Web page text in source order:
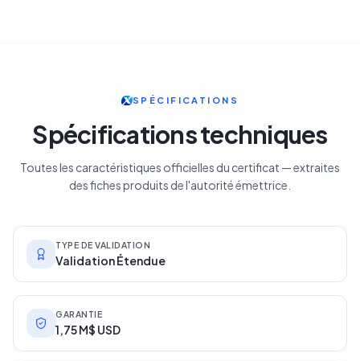
SPÉCIFICATIONS
Spécifications techniques
Toutes les caractéristiques officielles du certificat — extraites
des fiches produits de l'autorité émettrice.
TYPE DE VALIDATION
Validation Étendue
GARANTIE
1,75 M$ USD